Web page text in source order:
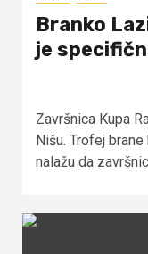
Branko
je
Završnica Kupa
Nišu. Trofej
nalažu da